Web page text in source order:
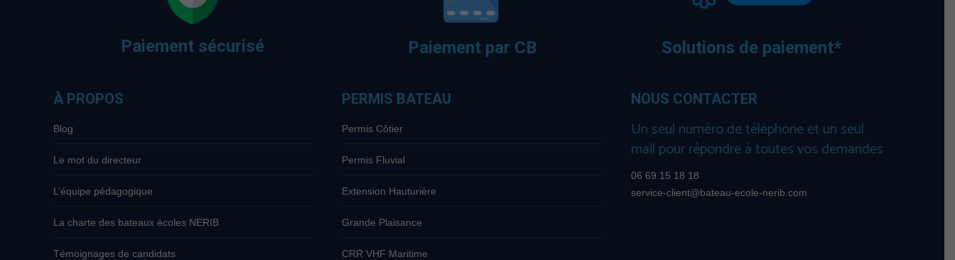
Paiement sécurisé Paiement par CB Solutions de paiement*
À PROPOS
Blog
Le mot du directeur
L’équipe pédagogique
La charte des bateaux écoles NERIB
Témoignages de candidats
PERMIS BATEAU
Permis Côtier
Permis Fluvial
Extension Hauturière
Grande Plaisance
CRR VHF Maritime
NOUS CONTACTER
Un seul numéro de téléphone et un seul
mail pour répondre à toutes vos demandes
06 69 15 18 18
service-client@bateau-ecole-nerib.com